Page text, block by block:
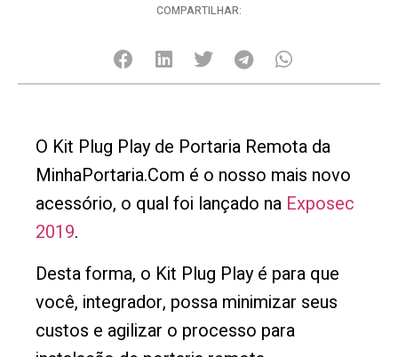
COMPARTILHAR:
O Kit Plug Play de Portaria Remota da
MinhaPortaria.Com é o nosso mais novo
acessório, o qual foi lançado na Exposec
2019.
Desta forma, o Kit Plug Play é para que
você, integrador, possa minimizar seus
custos e agilizar o processo para